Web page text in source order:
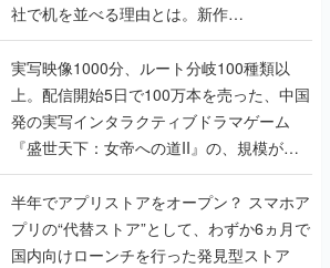
社で机を並べる理由とは。新作
『TATSUJIN EXTREME』で初タッグを組
んだレジェンド2人に訊く開発秘話
実写映像1000分、ルート分岐100種類以
上。配信開始5日で100万本を売った、中国
発の実写インタラクティブドラマゲーム
『盛世天下：女帝への道II』の、規模が違
うこだわりをプロデューサーに聞いた
半年でアプリストアをオープン？ スマホア
プリの“代替ストア”として、わずか6ヵ月で
国内向けローンチを行った発見型ストア